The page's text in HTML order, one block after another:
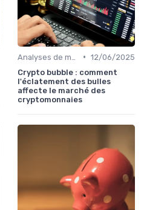
• 12/06/2025
Crypto bubble : comment
l'éclatement des bulles
affecte le marché des
cryptomonnaies